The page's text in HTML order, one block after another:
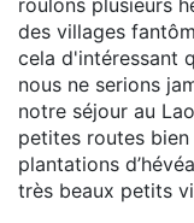
roulons plusieurs
des villages
cela d'intéressant
nous ne serions
notre séjour au
petites routes
plantations
très beaux petits